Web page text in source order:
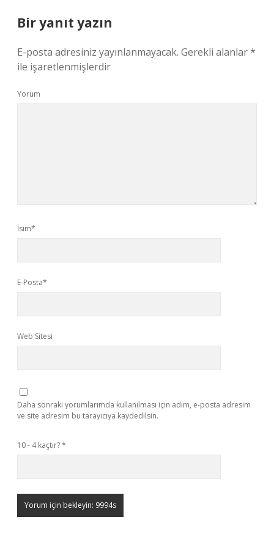
Bir yanıt yazın
E-posta adresiniz yayınlanmayacak. Gerekli alanlar*
ile işaretlenmişlerdir
Yorum
İsim*
E-Posta*
Web Sitesi
Daha sonraki yorumlarımda kullanılması için adım, e-posta adresim
ve site adresim bu tarayıcıya kaydedilsin.
10 - 4 kaçtır?*